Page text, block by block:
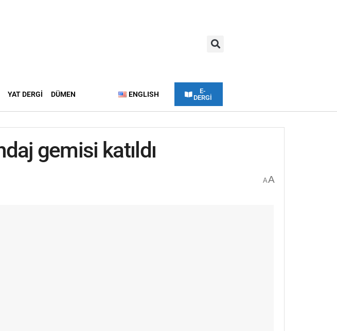
YAT DERGI DÜMEN ENGLISH
E-
DERGİ
gemisi katıldı
AA